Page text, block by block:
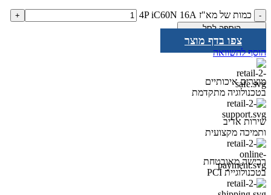
כמות של מא"ז 4P iC60N 16A
הוספה לסל
צפו בדף מוצר
הוסף להשוואה
מוצרים איכותיים
בטכנולוגיה מתקדמת
שירות אדיב
ותמיכה מקצועית
רכישה מאובטחת
בטכנולוגיית PCI